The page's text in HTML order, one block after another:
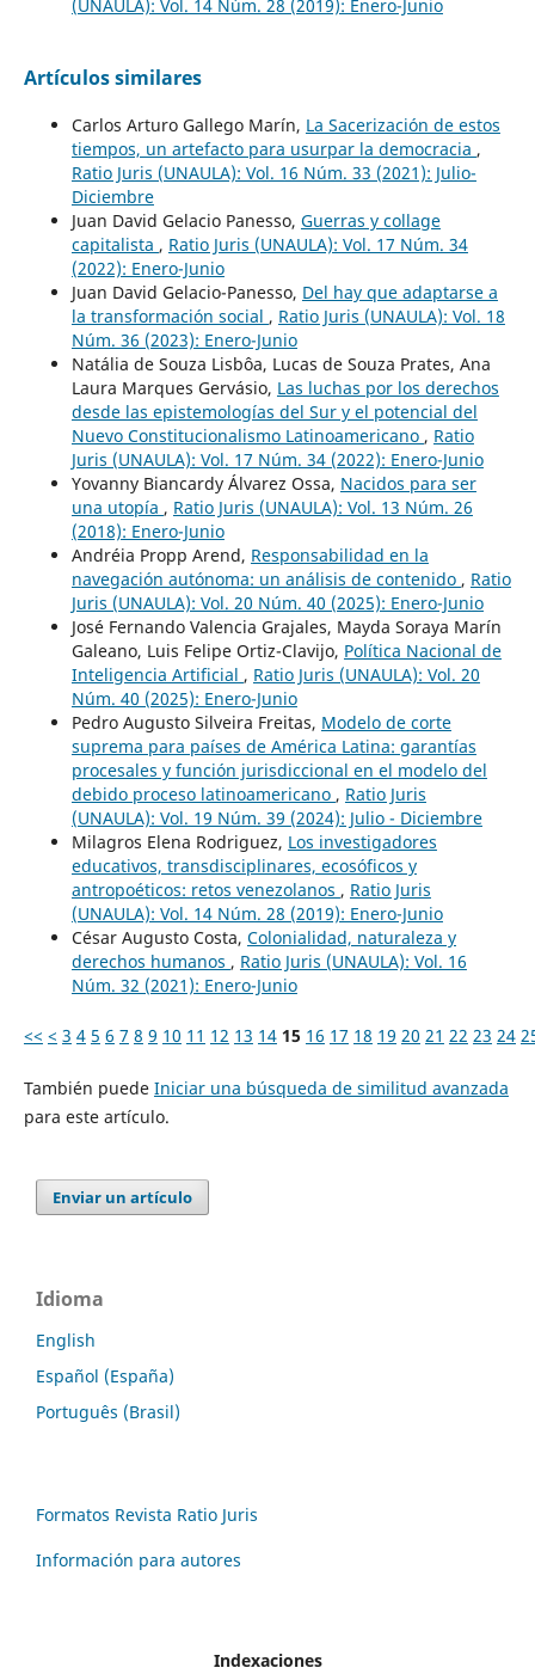
(UNAULA): Vol. 14 Núm. 28 (2019): Enero-Junio
Artículos similares
Carlos Arturo Gallego Marín, La Sacerización de estos
tiempos, un artefacto para usurpar la democracia ,
Ratio Juris (UNAULA): Vol. 16 Núm. 33 (2021): Julio-
Diciembre
Juan David Gelacio Panesso, Guerras y collage
capitalista , Ratio Juris (UNAULA): Vol. 17 Núm. 34
(2022): Enero-Junio
Juan David Gelacio-Panesso, Del hay que adaptarse a
la transformación social , Ratio Juris (UNAULA): Vol. 18
Núm. 36 (2023): Enero-Junio
Natália de Souza Lisbôa, Lucas de Souza Prates, Ana
Laura Marques Gervásio, Las luchas por los derechos
desde las epistemologías del Sur y el potencial del
Nuevo Constitucionalismo Latinoamericano , Ratio
Juris (UNAULA): Vol. 17 Núm. 34 (2022): Enero-Junio
Yovanny Biancardy Álvarez Ossa, Nacidos para ser
una utopía , Ratio Juris (UNAULA): Vol. 13 Núm. 26
(2018): Enero-Junio
Andréia Propp Arend, Responsabilidad en la
navegación autónoma: un análisis de contenido , Ratio
Juris (UNAULA): Vol. 20 Núm. 40 (2025): Enero-Junio
José Fernando Valencia Grajales, Mayda Soraya Marín
Galeano, Luis Felipe Ortiz-Clavijo, Política Nacional de
Inteligencia Artificial , Ratio Juris (UNAULA): Vol. 20
Núm. 40 (2025): Enero-Junio
Pedro Augusto Silveira Freitas, Modelo de corte
suprema para países de América Latina: garantías
procesales y función jurisdiccional en el modelo del
debido proceso latinoamericano , Ratio Juris
(UNAULA): Vol. 19 Núm. 39 (2024): Julio - Diciembre
Milagros Elena Rodriguez, Los investigadores
educativos, transdisciplinares, ecosóficos y
antropoéticos: retos venezolanos , Ratio Juris
(UNAULA): Vol. 14 Núm. 28 (2019): Enero-Junio
César Augusto Costa, Colonialidad, naturaleza y
derechos humanos , Ratio Juris (UNAULA): Vol. 16
Núm. 32 (2021): Enero-Junio
<< < 3 4 5 6 7 8 9 10 11 12 13 14 15 16 17 18 19 20 21 22 23 24
También puede Iniciar una búsqueda de similitud avanzada
para este artículo.
Enviar un artículo
Idioma
English
Español (España)
Português (Brasil)
Formatos Revista Ratio Juris
Información para autores
Indexaciones